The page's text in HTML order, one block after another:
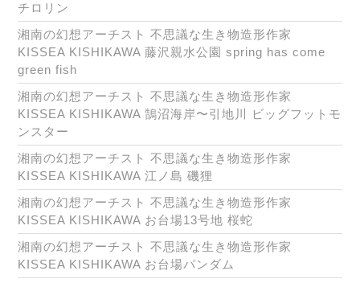
チロリン
湘南の幻想アーチスト 不思議な生き物造形作家
KISSEA KISHIKAWA 藤沢親水公園 spring has come
green fish
湘南の幻想アーチスト 不思議な生き物造形作家
KISSEA KISHIKAWA 鵠沼海岸〜引地川 ビッグフットモ
ンスター
湘南の幻想アーチスト 不思議な生き物造形作家
KISSEA KISHIKAWA 江ノ島 磯狸
湘南の幻想アーチスト 不思議な生き物造形作家
KISSEA KISHIKAWA お台場13号地 桜蛇
湘南の幻想アーチスト 不思議な生き物造形作家
KISSEA KISHIKAWA お台場パンダム